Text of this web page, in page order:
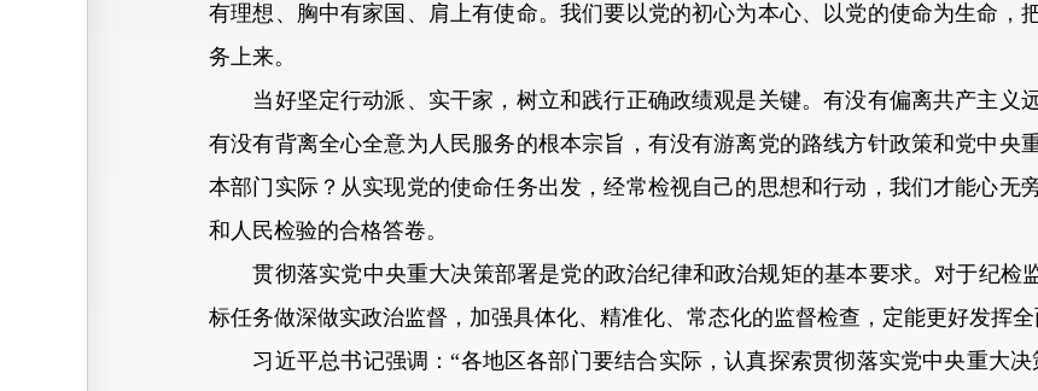
有理想、胸中有家国、肩上有使命。我们要以党的初心为本心、以党的使命为生命，
务上来。
当好坚定行动派、实干家，树立和践行正确政绩观是关键。有没有偏离共产主义
有没有背离全心全意为人民服务的根本宗旨，有没有游离党的路线方针政策和党中央
本部门实际？从实现党的使命任务出发，经常检视自己的思想和行动，我们才能心无
和人民检验的合格答卷。
贯彻落实党中央重大决策部署是党的政治纪律和政治规矩的基本要求。对于纪检
标任务做深做实政治监督，加强具体化、精准化、常态化的监督检查，定能更好发挥
习近平总书记强调：“各地区各部门要结合实际，认真探索贯彻落实党中央重大决